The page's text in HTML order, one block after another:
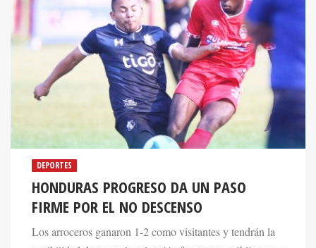
DEPORTES
HONDURAS PROGRESO DA UN PASO
FIRME POR EL NO DESCENSO
Los arroceros ganaron 1-2 como visitantes y tendrán la